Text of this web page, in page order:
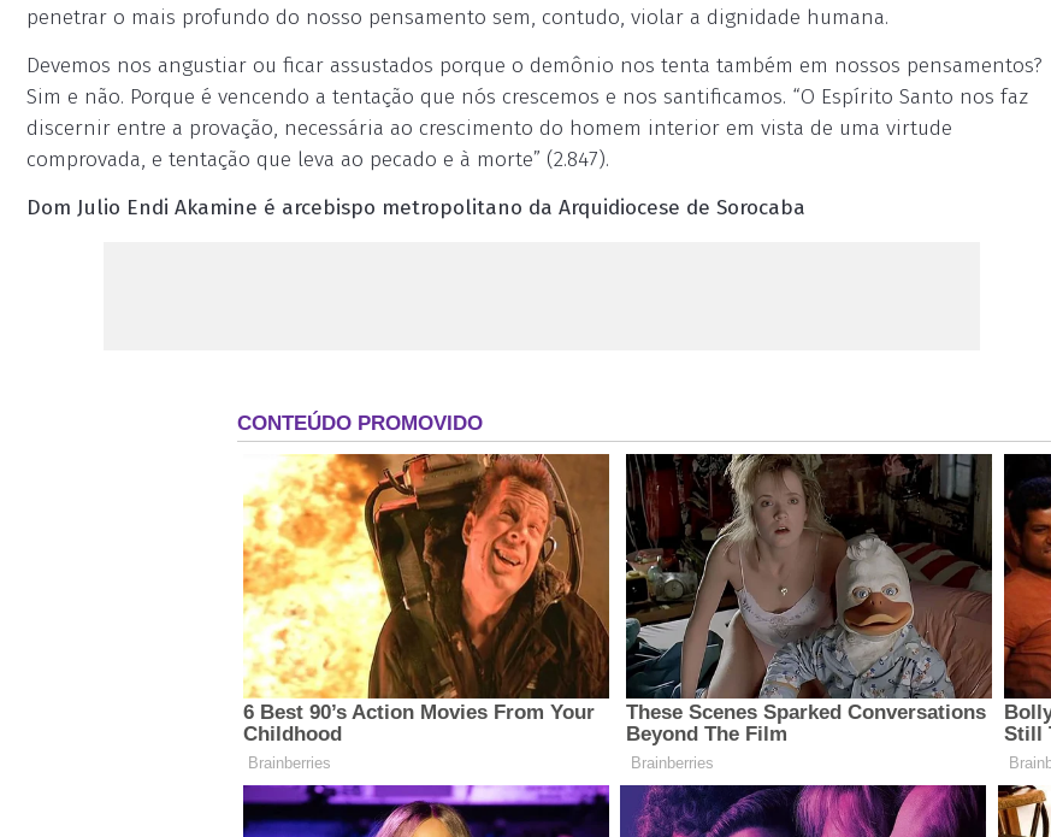
penetrar o mais profundo do nosso pensamento sem, contudo, violar a dignidade humana.
Devemos nos angustiar ou ficar assustados porque o demônio nos tenta também em nossos pensamentos?
Sim e não. Porque é vencendo a tentação que nós crescemos e nos santificamos. “O Espírito Santo nos faz
discernir entre a provação, necessária ao crescimento do homem interior em vista de uma virtude
comprovada, e tentação que leva ao pecado e à morte” (2.847).
Dom Julio Endi Akamine é arcebispo metropolitano da Arquidiocese de Sorocaba